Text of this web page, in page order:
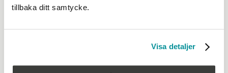
tillbaka ditt samtycke.
Visa detaljer
Vilka förväntningar kommer du som handledaren att
skötsel och förvaring av verktyg med mera
yrkeskvalifikationerna och kraven på självständighet